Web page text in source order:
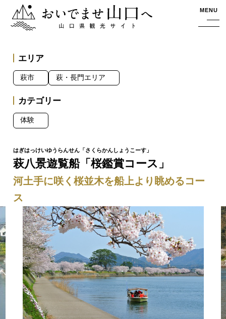
おいでませ山口へー山口県観光サイト MENU
萩八景遊覧船「桜鑑賞コース」
河土手に咲く桜並木を船上より眺めるコー
ス
エリア
萩市 萩・長門エリア
カテゴリー
体験